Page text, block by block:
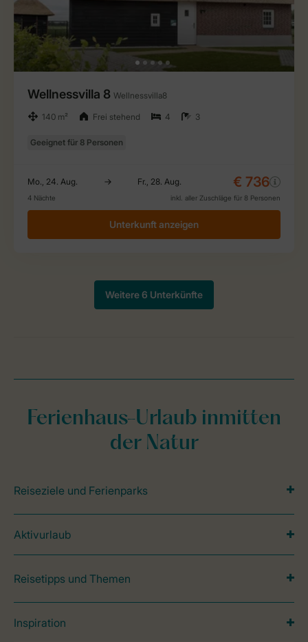
Ferienhaus-Urlaub inmitten
der Natur
Reiseziele und Ferienparks
Aktivurlaub
Reisetipps und Themen
Inspiration